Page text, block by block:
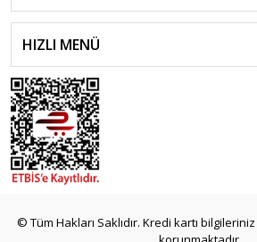
HIZLI MENÜ
© Tüm Hakları Saklıdır. Kredi kartı